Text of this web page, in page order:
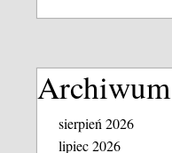
Archiwum
sierpień 2026
lipiec 2026